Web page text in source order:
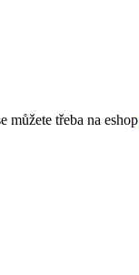
můžete třeba na eshop